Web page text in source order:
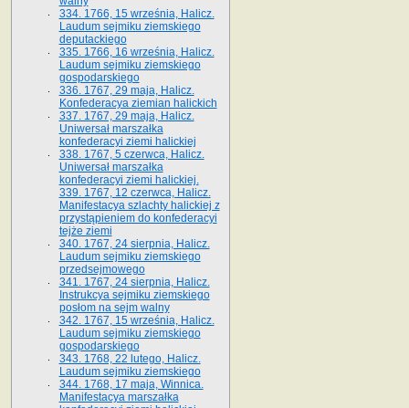
334. 1766, 15 września, Halicz.
Laudum sejmiku ziemskiego
deputackiego
335. 1766, 16 września, Halicz.
Laudum sejmiku ziemskiego
gospodarskiego
336. 1767, 29 maja, Halicz.
Konfederacya ziemian halickich
337. 1767, 29 maja, Halicz.
Uniwersał marszałka
konfederacyi ziemi halickiej
338. 1767, 5 czerwca, Halicz.
Uniwersał marszałka
konfederacyi ziemi halickiej.
339. 1767, 12 czerwca, Halicz.
Manifestacya szlachty halickiej z
przystąpieniem do konfederacyi
tejże ziemi
340. 1767, 24 sierpnia, Halicz.
Laudum sejmiku ziemskiego
przedsejmowego
341. 1767, 24 sierpnia, Halicz.
Instrukcya sejmiku ziemskiego
posłom na sejm walny
342. 1767, 15 września, Halicz.
Laudum sejmiku ziemskiego
gospodarskiego
343. 1768, 22 lutego, Halicz.
Laudum sejmiku ziemskiego
344. 1768, 17 maja, Winnica.
Manifestacya marszałka